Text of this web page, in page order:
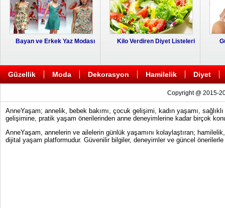
Bayan ve Erkek Yaz Modası Kilo Verdiren Diyet Listeleri
Güzellik Moda Dekorasyon Hamilelik Diyet
Copyright @ 2015-
AnneYaşam; annelik, bebek bakımı, çocuk gelişimi, kadın yaşamı,
gelişimine, pratik yaşam önerilerinden anne deneyimlerine kadar birçok
AnneYaşam, annelerin ve ailelerin günlük yaşamını kolaylaştıran;
dijital yaşam platformudur. Güvenilir bilgiler, deneyimler ve güncel